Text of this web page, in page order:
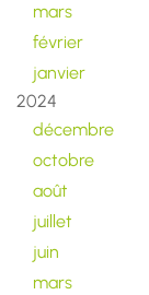
mars
février
janvier
2024
décembre
octobre
août
juillet
juin
mars